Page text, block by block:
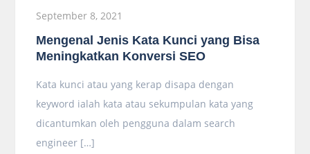
September 8, 2021
Mengenal Jenis Kata Kunci yang Bisa
Meningkatkan Konversi SEO
Kata kunci atau yang kerap disapa dengan
keyword ialah kata atau sekumpulan kata yang
dicantumkan oleh pengguna dalam search
engineer […]